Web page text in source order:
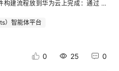
无评价时的 NULL 转为 0，再由 EJS
统使用 express-session 保存管理员
。9.5 输入校验与错误处理系统在
CHECK 约束提供第二层保护。不存
生产版文件保存到 ECS 本地；删除
体；将依赖文件与 index.html 一起部
制；将浏览器本地数据迁移到服务器
文件删除 ECS 前，请先备份：
报告"] J
证零付费，本案例在 AI Shell 中明确
、ECS、RDS、AK/SK 和云 API，
作用AI Shell负责方案设计、项目结构
然语言实现华为云资源编排》完成教
建流程放到华为云上完成：通过 AI
这类“步骤多、依赖多、容易踩坑但流
案例介绍如何使用华为云 AI Shell 从零
为：ws63-liteos-app_all.fwpkg：完
）智能体平台
0 25 0